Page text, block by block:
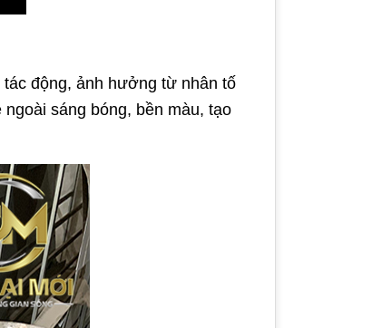
động, ảnh hưởng từ nhân tố
sáng bóng, bền màu, tạo